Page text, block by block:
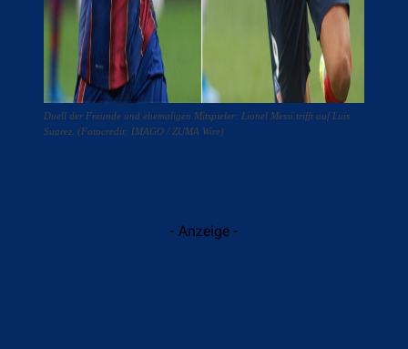
Duell der Freunde und ehemaligen Mitspieler: Lionel Messi trifft auf Luis
Suarez. (Fotocredit: IMAGO / ZUMA Wire)
- Anzeige -